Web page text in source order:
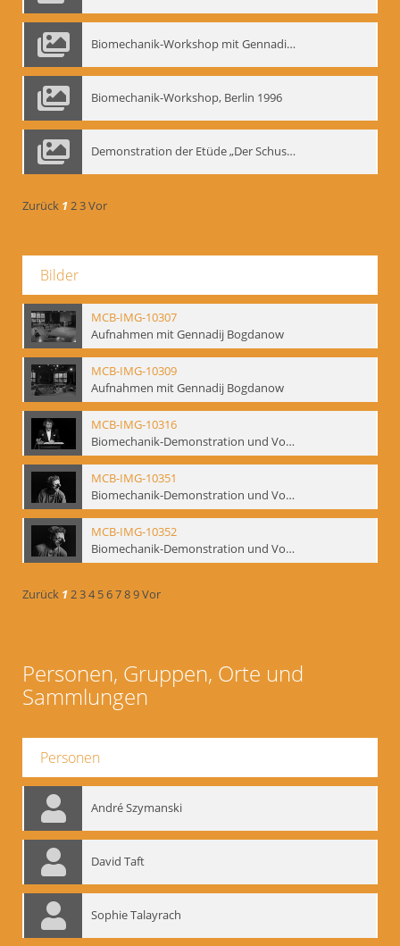
Biomechanik-Workshop mit Gennadij Nikolajewitsch Bogdanow im Mime Centrum Berlin, 1991
Biomechanik-Workshop, Berlin 1996
Demonstration der Etüde „Der Schuss mit dem Bogen“ durch Gennadij Nikolajewitsch Bogdanow, Berlin 1991
Zurück 123Vor
Bilder
MCB-IMG-10307
Aufnahmen mit Gennadij Bogdanow
MCB-IMG-10309
Aufnahmen mit Gennadij Bogdanow
MCB-IMG-10316
Biomechanik-Demonstration und Vortrag, Berliner Ensemble, 04.10.1991
MCB-IMG-10351
Biomechanik-Demonstration und Vortrag, Berliner Ensemble, 04.10.1991
MCB-IMG-10352
Biomechanik-Demonstration und Vortrag, Berliner Ensemble, 04.10.1991
Zurück 1234 56789Vor
Personen, Gruppen, Orte und
Sammlungen
Personen
André Szymanski
David Taft
Sophie Talayrach